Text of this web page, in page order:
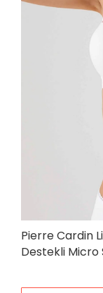
Pierre Cardin
Destekli Micro